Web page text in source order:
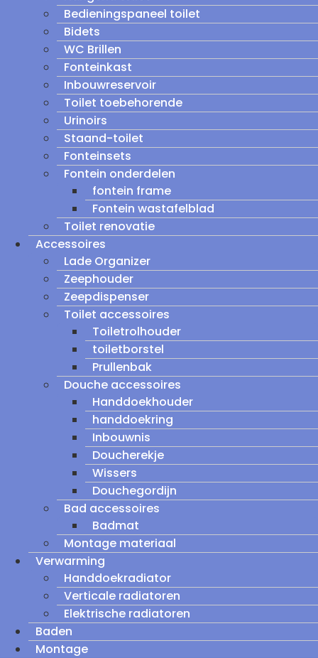
Bedieningspaneel toilet
Bidets
WC Brillen
Fonteinkast
Inbouwreservoir
Toilet toebehorende
Urinoirs
Staand-toilet
Fonteinsets
Fontein onderdelen
fontein frame
Fontein wastafelblad
Toilet renovatie
Accessoires
Lade Organizer
Zeephouder
Zeepdispenser
Toilet accessoires
Toiletrolhouder
toiletborstel
Prullenbak
Douche accessoires
Handdoekhouder
handdoekring
Inbouwnis
Doucherekje
Wissers
Douchegordijn
Bad accessoires
Badmat
Montage materiaal
Verwarming
Handdoekradiator
Verticale radiatoren
Elektrische radiatoren
Baden
Montage